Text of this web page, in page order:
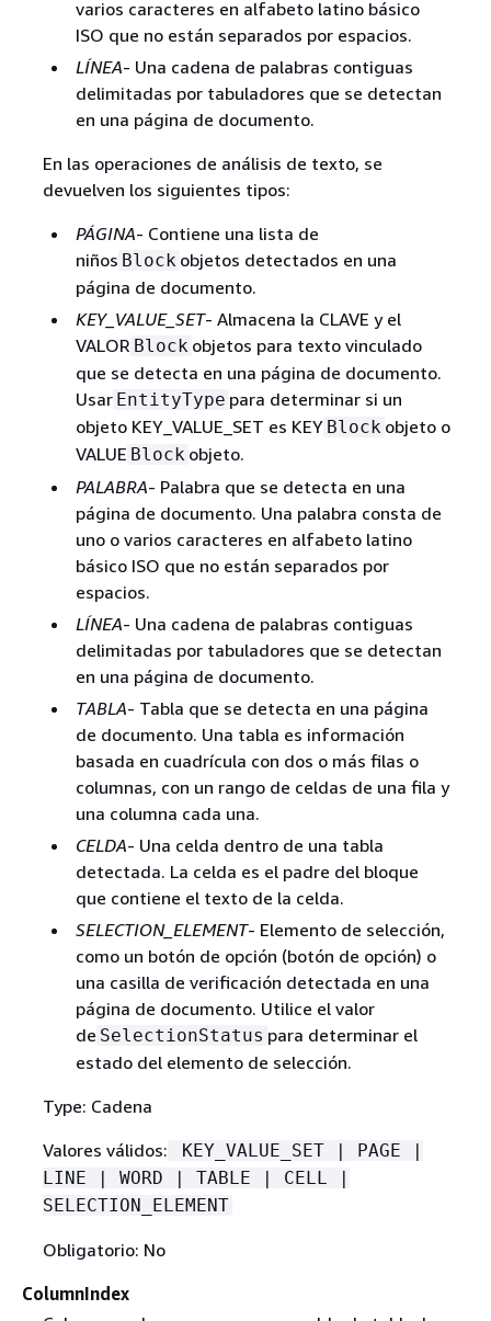
varios caracteres en alfabeto latino básico
ISO que no están separados por espacios.
LÍNEA- Una cadena de palabras contiguas
delimitadas por tabuladores que se detectan
en una página de documento.
En las operaciones de análisis de texto, se
devuelven los siguientes tipos:
PÁGINA- Contiene una lista de
niños Block objetos detectados en una
página de documento.
KEY_VALUE_SET- Almacena la CLAVE y el
VALOR Block objetos para texto vinculado
que se detecta en una página de documento.
Usar EntityType para determinar si un
objeto KEY_VALUE_SET es KEY Block objeto o
VALUE Block objeto.
PALABRA- Palabra que se detecta en una
página de documento. Una palabra consta de
uno o varios caracteres en alfabeto latino
básico ISO que no están separados por
espacios.
LÍNEA- Una cadena de palabras contiguas
delimitadas por tabuladores que se detectan
en una página de documento.
TABLA- Tabla que se detecta en una página
de documento. Una tabla es información
basada en cuadrícula con dos o más filas o
columnas, con un rango de celdas de una fila y
una columna cada una.
CELDA- Una celda dentro de una tabla
detectada. La celda es el padre del bloque
que contiene el texto de la celda.
SELECTION_ELEMENT- Elemento de selección,
como un botón de opción (botón de opción) o
una casilla de verificación detectada en una
página de documento. Utilice el valor
de SelectionStatus para determinar el
estado del elemento de selección.
Type: Cadena
Valores válidos:
KEY_VALUE_SET | PAGE |
LINE | WORD | TABLE | CELL |
SELECTION_ELEMENT
Obligatorio: No
ColumnIndex